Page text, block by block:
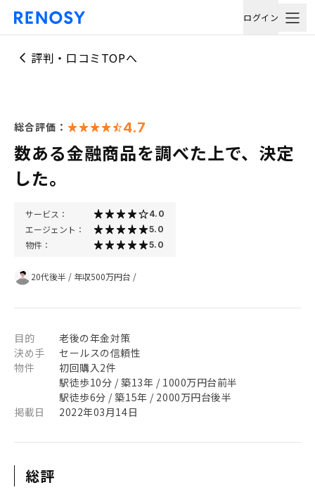
ログイン
評判・口コミTOPへ
総合評価： 4.7
数ある金融商品を調べた上で、決定
した。
サービス： 4.0
エージェント： 5.0
物件： 5.0
20代後半 / 年収500万円台 /
目的
老後の年金対策
決め手
セールスの信頼性
物件
初回購入2件
駅徒歩10分 / 築13年 / 1000万円台前半
駅徒歩6分 / 築15年 / 2000万円台後半
掲載日
2022年03月14日
総評